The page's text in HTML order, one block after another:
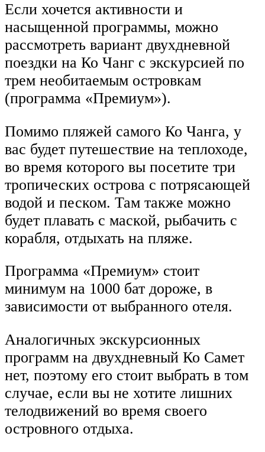
Если хочется активности и
насыщенной программы, можно
рассмотреть вариант двухдневной
поездки на Ко Чанг с экскурсией по
трем необитаемым островкам
(программа «Премиум»).
Помимо пляжей самого Ко Чанга, у
вас будет путешествие на теплоходе,
во время которого вы посетите три
тропических острова с потрясающей
водой и песком. Там также можно
будет плавать с маской, рыбачить с
корабля, отдыхать на пляже.
Программа «Премиум» стоит
минимум на 1000 бат дороже, в
зависимости от выбранного отеля.
Аналогичных экскурсионных
программ на двухдневный Ко Самет
нет, поэтому его стоит выбрать в том
случае, если вы не хотите лишних
телодвижений во время своего
островного отдыха.